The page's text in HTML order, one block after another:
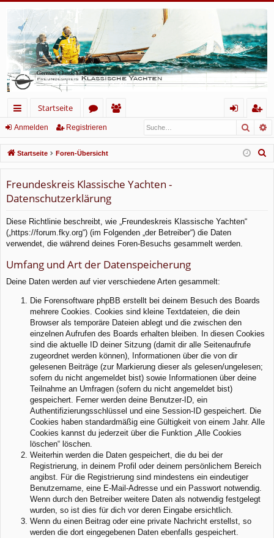
ch
ne
llz
ug
rif
f
Startseite
or
en
lie
de
r
m
el
eg
ist
rie
Anmelden Registrieren
Startseite Foren-Übersicht
Freundeskreis Klassische Yachten -
Datenschutzerklärung
Diese Richtlinie beschreibt, wie „Freundeskreis Klassische Yachten“
(„https://forum.fky.org“) (im Folgenden „der Betreiber“) die Daten
verwendet, die während deines Foren-Besuchs gesammelt werden.
Umfang und Art der Datenspeicherung
Deine Daten werden auf vier verschiedene Arten gesammelt:
Die Forensoftware phpBB erstellt bei deinem Besuch des Boards
mehrere Cookies. Cookies sind kleine Textdateien, die dein
Browser als temporäre Dateien ablegt und die zwischen den
einzelnen Aufrufen des Boards erhalten bleiben. In diesen Cookies
sind die aktuelle ID deiner Sitzung (damit dir alle Seitenaufrufe
zugeordnet werden können), Informationen über die von dir
gelesenen Beiträge (zur Markierung dieser als gelesen/ungelesen;
sofern du nicht angemeldet bist) sowie Informationen über deine
Teilnahme an Umfragen (sofern du nicht angemeldet bist)
gespeichert. Ferner werden deine Benutzer-ID, ein
Authentifizierungsschlüssel und eine Session-ID gespeichert. Die
Cookies haben standardmäßig eine Gültigkeit von einem Jahr. Alle
Cookies kannst du jederzeit über die Funktion „Alle Cookies
löschen“ löschen.
Weiterhin werden die Daten gespeichert, die du bei der
Registrierung, in deinem Profil oder deinem persönlichem Bereich
angibst. Für die Registrierung sind mindestens ein eindeutiger
Benutzername, eine E-Mail-Adresse und ein Passwort notwendig.
Wenn durch den Betreiber weitere Daten als notwendig festgelegt
wurden, so ist dies für dich vor deren Eingabe ersichtlich.
Wenn du einen Beitrag oder eine private Nachricht erstellst, so
werden die dort eingegebenen Daten ebenfalls gespeichert.